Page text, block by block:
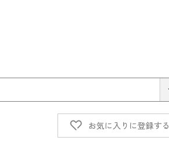
お気に入りに登録する